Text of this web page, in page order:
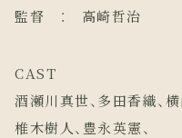
監督 ： 高崎哲治
CAST
酒瀬川真世、多田香織、横
椎木樹人、豊永英憲、